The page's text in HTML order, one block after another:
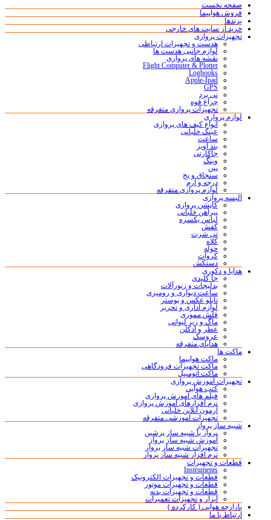
صفحه نخست
فروش هواپیما
برندها
خرید از سایت های خارجی
تجهیزات پروازی
هدست و تجهیزات ارتباطی
لوازم جانبی هدست ها
نقشه های پروازی
Flight Computer & Plotter
Logbooks
Apple-Ipad
GPS
نی برد
چراغ قوه
تجهیزات پروازی متفرقه
لوازم پروازی
انواع کیف های پروازی
عینک خلبانی
ساعت
بند آویز
جاکارتی
وینگ
پین
سنجاق و بج
درجه و آرم
لوازم پروازی متفرقه
البسه پروازی
کاپشن پروازی
پیراهن خلبانی
لباس یکسره
کفش
تی شرت
کلاه
حوله
کروات
دستکش
هدایا و دکوری
جا کلیدی
بدلیجات و زیورآلات
ساعت دیواری و رومیزی
تابلو عکس و پوستر
لوازم اداری و تحریر
فلش مموری
ماگ و زیر لیوانی
عطر و ادکلن
عروسک
هدایای متفرقه
ماکت ها
ماکت هواپیما
ماکت تجهیزات فرودگاهی
ماکت اتومبیل
تجهیزات آموزش پروازی
کتب هوایی
فیلم های آموزش پروازی
نرم افزارهای آموزش پروازی
آزمون آنلاین خلبانی
تجهیزات آموزشی متفرقه
شبیه ساز پرواز
پرواز با شبیه ساز پرشین
آموزش شبیه ساز پرواز
تجهیزات شبیه ساز پرواز
نرم افزار شبیه ساز پرواز
قطعات و تجهیزات
Instruments
قطعات و تجهیزات الکترونیک
قطعات و تجهیزات موتور
قطعات و تجهیزات بدنه
ابزار و تجهیزات تعمیرات
بازارچه هوایی ( کارکرده )
ارتباط با ما